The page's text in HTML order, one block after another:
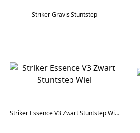
Striker Gravis Stuntstep
Striker Essence V3 Zwart Stuntstep Wiel